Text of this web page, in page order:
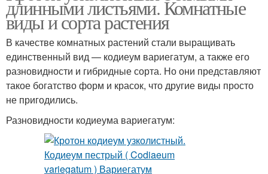
длинными листьями. Комнатные
виды и сорта растения
В качестве комнатных растений стали выращивать
единственный вид — кодиеум вариегатум, а также его
разновидности и гибридные сорта. Но они представляют
такое богатство форм и красок, что другие виды просто
не пригодились.
Разновидности кодиеума вариегатум: